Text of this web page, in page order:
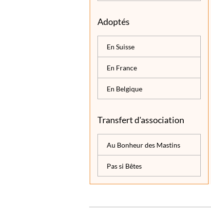
Adoptés
En Suisse
En France
En Belgique
Transfert d'association
Au Bonheur des Mastins
Pas si Bêtes